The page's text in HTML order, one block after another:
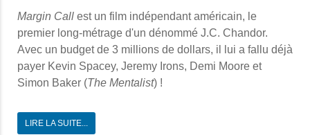
Margin Call est un film indépendant américain, le
premier long-métrage d'un dénommé J.C. Chandor.
Avec un budget de 3 millions de dollars, il lui a fallu déjà
payer Kevin Spacey, Jeremy Irons, Demi Moore et
Simon Baker (The Mentalist) !
LIRE LA SUITE...